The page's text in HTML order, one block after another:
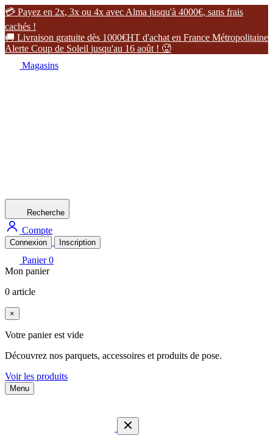
 Payez en 2x, 3x ou 4x avec Alma jusqu'à 4000€, sans frais
cachés !
 Livraison gratuite dès 1000€HT d'achat en France Métropolitaine
Alerte Coup de Soleil jusqu'au 16 août ! 
Magasins
Recherche
Compte
Connexion Inscription
Panier 0
Mon panier
0 article
×
Votre panier est vide
Découvrez nos parquets, accessoires et produits de pose.
Voir les produits
Menu